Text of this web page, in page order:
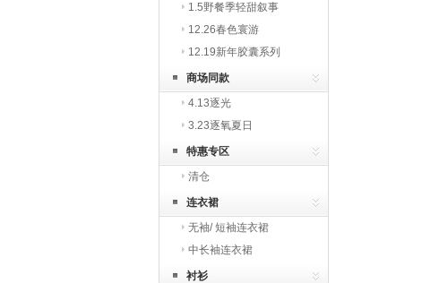
1.5野餐季轻甜叙事
12.26春色寰游
12.19新年胶囊系列
商场同款
4.13逐光
3.23逐氧夏日
特惠专区
清仓
连衣裙
无袖/ 短袖连衣裙
中长袖连衣裙
衬衫